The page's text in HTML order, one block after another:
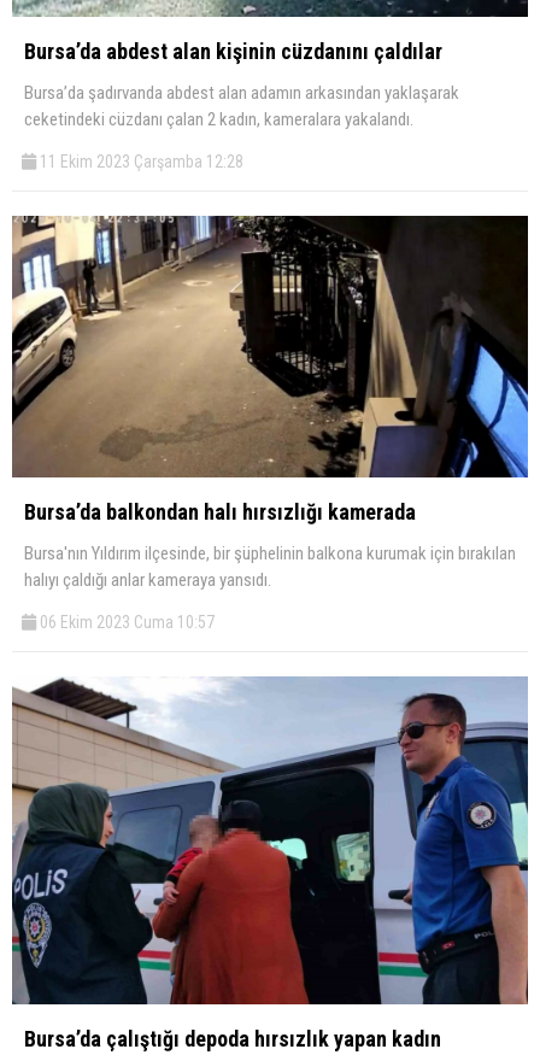
Bursa’da abdest alan kişinin cüzdanını çaldılar
Bursa’da şadırvanda abdest alan adamın arkasından yaklaşarak
ceketindeki cüzdanı çalan 2 kadın, kameralara yakalandı.
11 Ekim 2023 Çarşamba 12:28
Bursa’da balkondan halı hırsızlığı kamerada
Bursa'nın Yıldırım ilçesinde, bir şüphelinin balkona kurumak için bırakılan
halıyı çaldığı anlar kameraya yansıdı.
06 Ekim 2023 Cuma 10:57
Bursa’da çalıştığı depoda hırsızlık yapan kadın